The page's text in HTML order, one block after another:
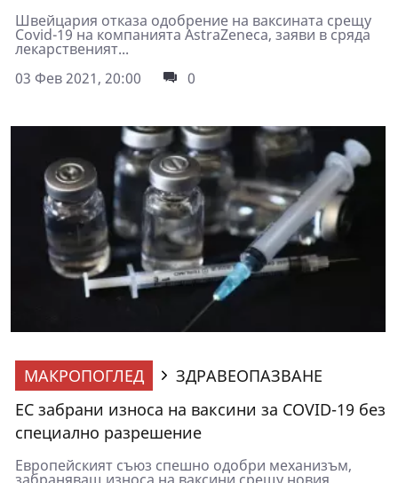
Швейцария отказа одобрение на ваксината срещу
Covid-19 на компанията AstraZeneca, заяви в сряда
лекарственият...
03 Фев 2021, 20:00
0
МАКРОПОГЛЕД
ЗДРАВЕОПАЗВАНЕ
ЕС забрани износа на ваксини за COVID-19 без
специално разрешение
Европейският съюз спешно одобри механизъм,